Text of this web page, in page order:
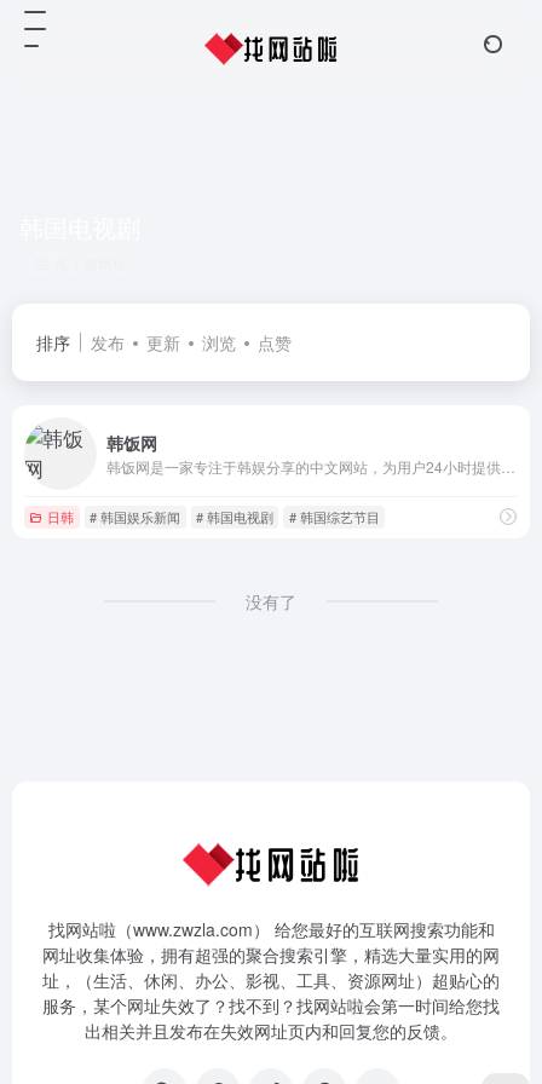
排序 发布 更新 浏览 点赞
韩饭网
日韩 # 韩国娱乐新闻 # 韩国电视剧 # 韩国综艺节目
没有了
找网站啦（www.zwzla.com） 给您最好的互联网搜索功能和
网址收集体验，拥有超强的聚合搜索引擎，精选大量实用的网
址，（生活、休闲、办公、影视、工具、资源网址）超贴心的
服务，某个网址失效了？找不到？找网站啦会第一时间给您找
出相关并且发布在失效网址页内和回复您的反馈。